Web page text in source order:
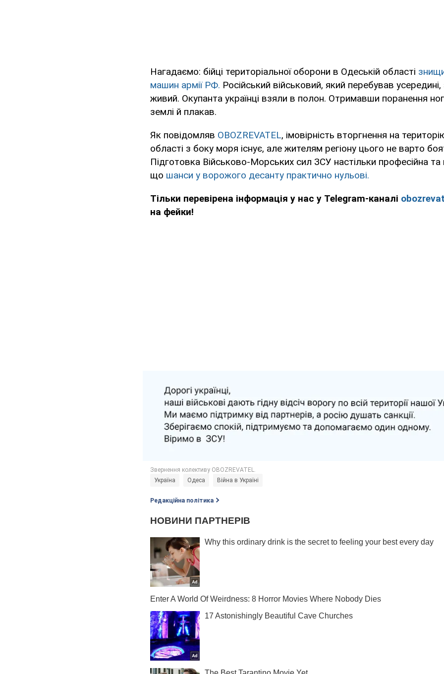
Нагадаємо: бійці територіальної оборони в Одеській області
машин армії РФ. Російський військовий, який перебував
живий. Окупанта українці взяли в полон. Отримавши поранення
землі й плакав.
Як повідомляв OBOZREVATEL, імовірність вторгнення на
області з боку моря існує, але жителям регіону цього не варто
Підготовка Військово-Морських сил ЗСУ настільки професійна та
що шанси у ворожого десанту практично нульові.
Тільки перевірена інформація у нас у Telegram-каналі
на фейки!
Україна Одеса Війна в Україні
Редакційна політика